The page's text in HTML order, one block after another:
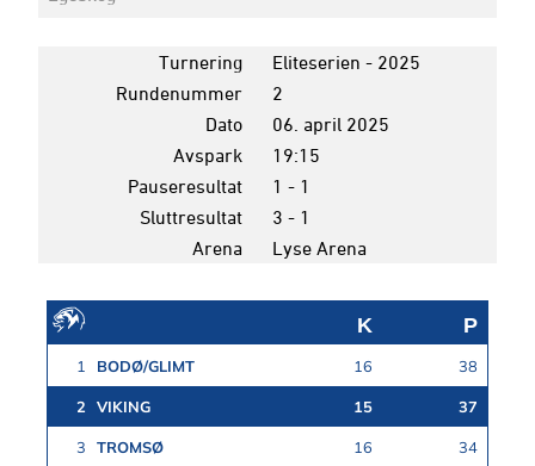
Turnering
Eliteserien - 2025
Rundenummer
2
Dato
06. april 2025
Avspark
19:15
Pauseresultat
1 - 1
Sluttresultat
3 - 1
Arena
Lyse Arena
K P
1 BODØ/GLIMT 16 38
2 VIKING 15 37
3 TROMSØ 16 34